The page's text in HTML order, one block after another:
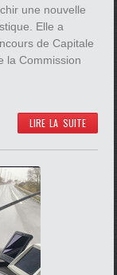
une nouvelle
Elle a
de Capitale
la Commission
LIRE LA SUITE